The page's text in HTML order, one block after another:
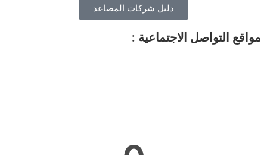
دليل شركات المصاعد
مواقع التواصل الاجتماعية :